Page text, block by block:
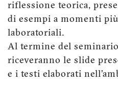
riflessione teorica,
di esempi a momenti
laboratoriali.
Al termine del
riceveranno le slide
e i testi elaborati